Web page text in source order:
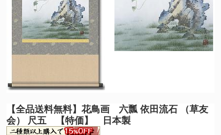
【全品送料無料】花鳥画 六瓢 依田流石 （草友
会） 尺五 【特価】 日本製